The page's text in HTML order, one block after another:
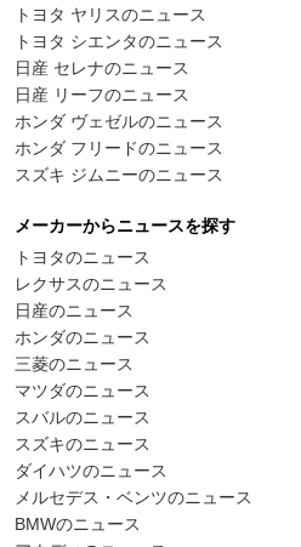
トヨタ ヤリスのニュース
トヨタ シエンタのニュース
日産 セレナのニュース
日産 リーフのニュース
ホンダ ヴェゼルのニュース
ホンダ フリードのニュース
スズキ ジムニーのニュース
メーカーからニュースを探す
トヨタのニュース
レクサスのニュース
日産のニュース
ホンダのニュース
三菱のニュース
マツダのニュース
スバルのニュース
スズキのニュース
ダイハツのニュース
メルセデス・ベンツのニュース
BMWのニュース